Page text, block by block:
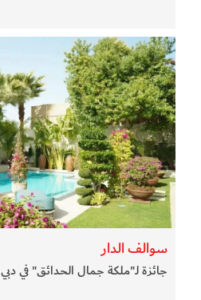
سوالف الدار
جائزة لـ"ملكة جمال الحدائق" في دبي